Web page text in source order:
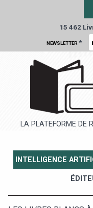
15 462
NEWSLETTER *
LA PLATEFORME DE
INTELLIGENCE